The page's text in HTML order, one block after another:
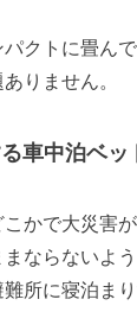
クトに畳ん
りません。
車中泊ベッ
かで大災害が
ならないよ
所に寝泊ま